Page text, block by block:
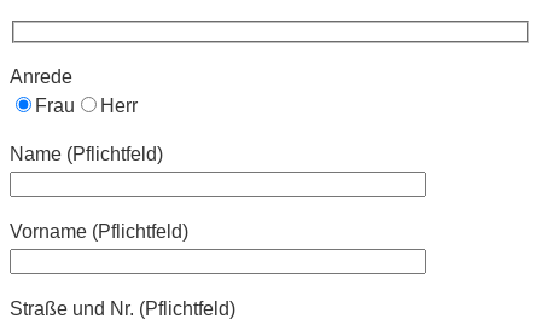
Anrede
Frau
Herr
Name (Pflichtfeld)
Vorname (Pflichtfeld)
Straße und Nr. (Pflichtfeld)